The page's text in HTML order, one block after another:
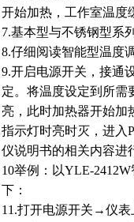
开始加热，工作室温
7.基本型与不锈钢型系
8.仔细阅读智能型温度
9.开启电源开关，接通
定。将温度设定到所需
亮，此时加热器开始加
指示灯时亮时灭，进入
仪说明书的相关内容进
10举例：以YLE-
下：
11.打开电源开关→仪表